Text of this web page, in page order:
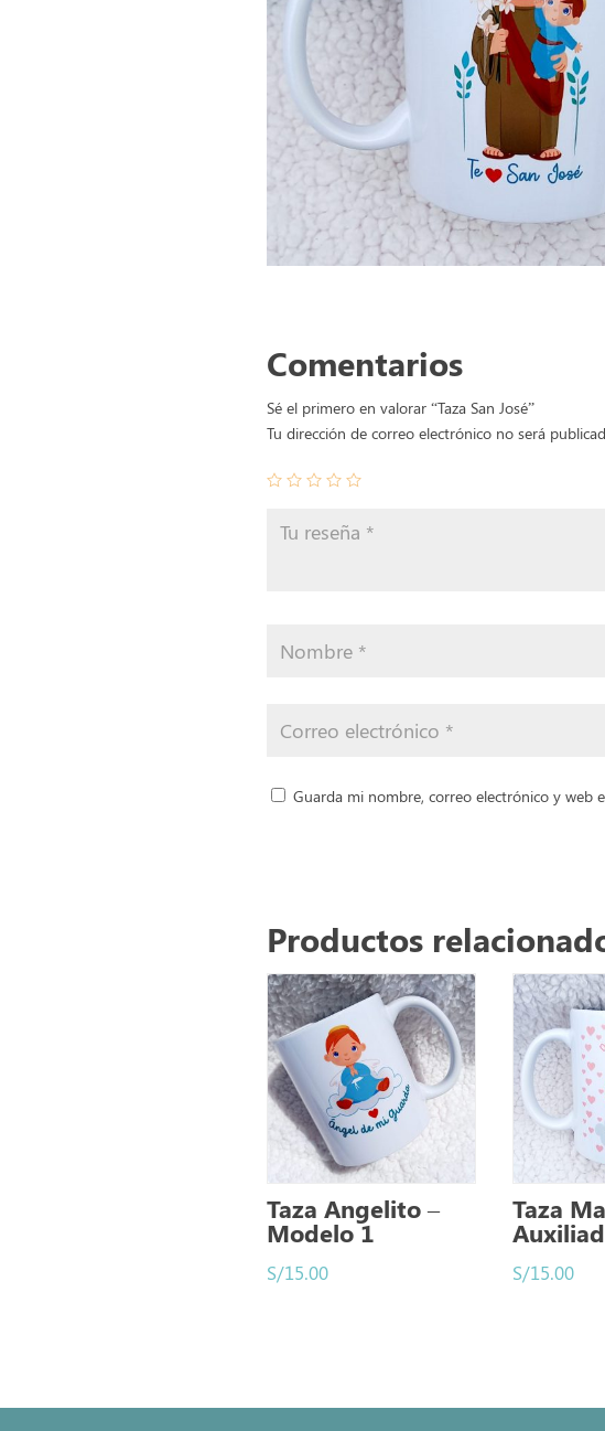
Comentarios
Sé el primero en valorar “Taza San José”
Tu dirección de correo electrónico no será
Guarda mi nombre, correo electrónico y web
Productos
Taza Angelito –
Modelo 1
S/15.00
Taza
S/15.00